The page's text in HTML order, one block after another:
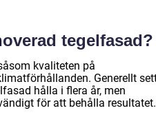
tegelfasad?
kvaliteten på
Generellt
hålla i flera år, men
för att behålla resultatet.